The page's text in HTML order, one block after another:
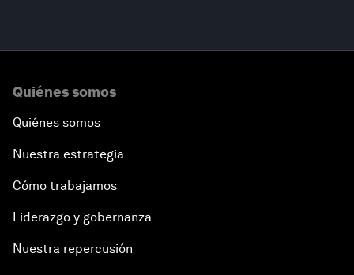
Quiénes somos
Quiénes somos
Nuestra estrategia
Cómo trabajamos
Liderazgo y gobernanza
Nuestra repercusión